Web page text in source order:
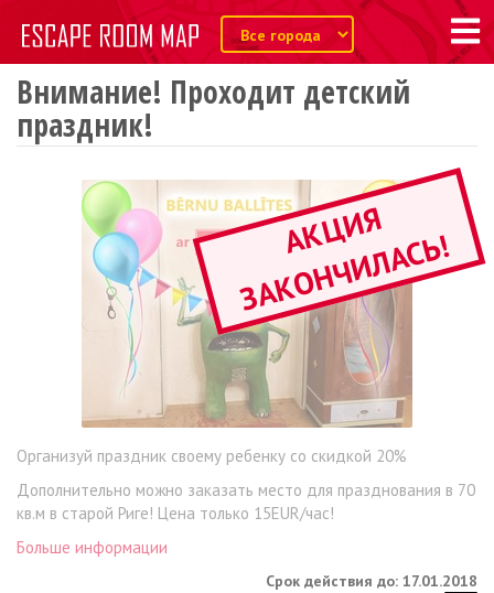
Внимание! Проходит детский
праздник!
А
К
Ц
И
Я
З
А
К
О
Н
Ч
И
Л
А
С
Ь
!
Организуй праздник своему ребенку со скидкой 20%
Дополнительно можно заказать место для празднования в 70
кв.м в старой Риге! Цена только 15EUR/час!
Больше информации
Срок действия до: 17.01.2018